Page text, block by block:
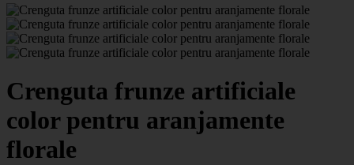
Crenguta frunze artificiale
color pentru aranjamente
florale